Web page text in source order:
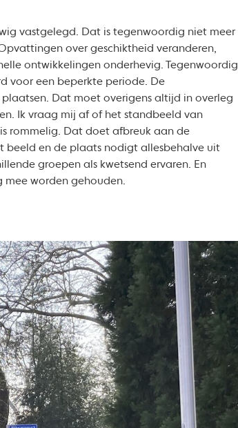
vastgelegd. Dat is tegenwoordig niet meer
over geschiktheid veranderen,
ontwikkelingen onderhevig. Tegenwoordig
voor een beperkte periode. De
Dat moet overigens altijd in overleg
Ik vraag mij af of het standbeeld van
rommelig. Dat doet afbreuk aan de
beeld en de plaats nodigt allesbehalve uit
groepen als kwetsend ervaren. En
worden gehouden.